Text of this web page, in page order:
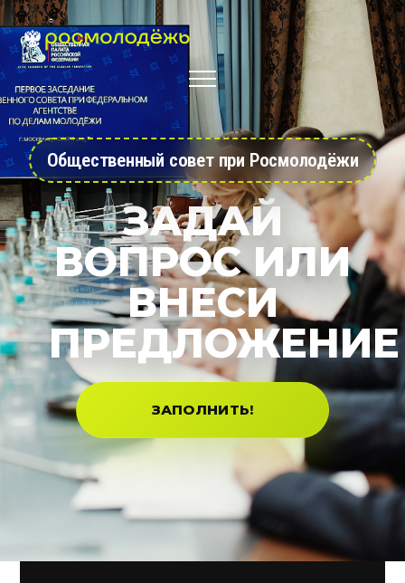
Общественный совет при Росмолодёжи
ЗАДАЙ
ВОПРОС ИЛИ
ВНЕСИ
ПРЕДЛОЖЕНИЕ
ЗАПОЛНИТЬ!